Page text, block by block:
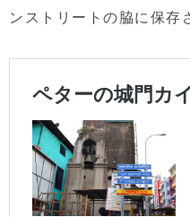
ンストリートの脇に保存